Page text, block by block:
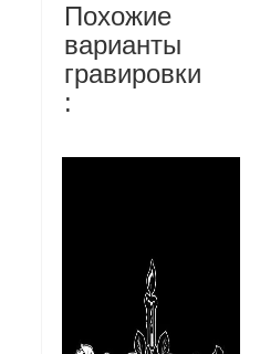
Похожие
варианты
гравировки
: